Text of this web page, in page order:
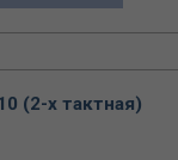
(2-х тактная)